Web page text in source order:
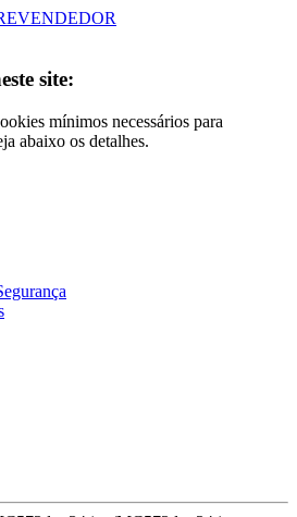
site:
mínimos necessários para
abaixo os detalhes.